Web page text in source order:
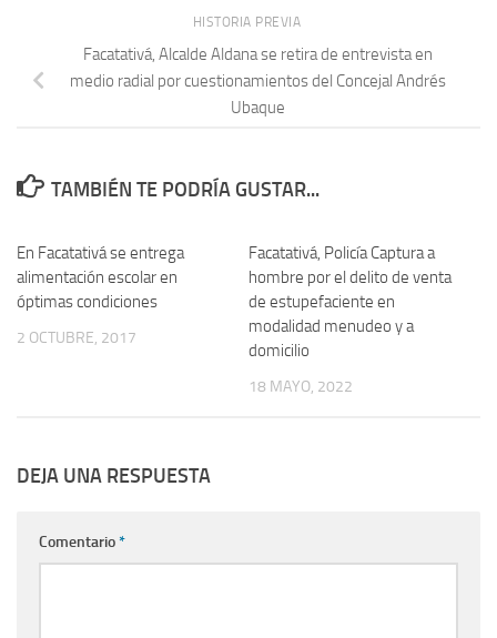
HISTORIA PREVIA
Facatativá, Alcalde Aldana se retira de entrevista en
medio radial por cuestionamientos del Concejal Andrés
Ubaque
TAMBIÉN TE PODRÍA GUSTAR...
En Facatativá se entrega
alimentación escolar en
óptimas condiciones
2 OCTUBRE, 2017
Facatativá, Policía Captura a
hombre por el delito de venta
de estupefaciente en
modalidad menudeo y a
domicilio
18 MAYO, 2022
DEJA UNA RESPUESTA
Comentario*